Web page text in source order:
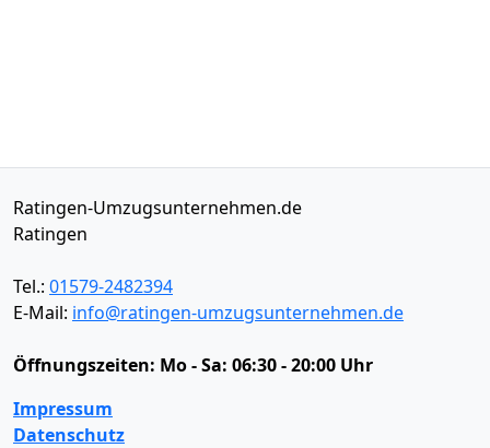
Ratingen-Umzugsunternehmen.de
Ratingen
Tel.: 01579-2482394
E-Mail: info@ratingen-umzugsunternehmen.de
Öffnungszeiten: Mo - Sa: 06:30 - 20:00 Uhr
Impressum
Datenschutz